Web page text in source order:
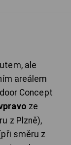
ale
areálem
Concept
ze
z Plzně),
směru z